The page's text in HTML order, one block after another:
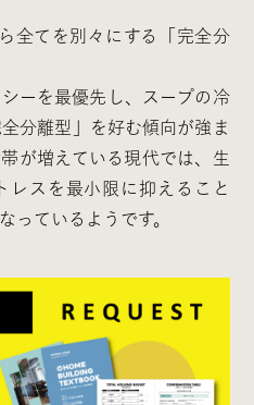
全てを別々にする「完全分
ーを最優先し、スープの冷
分離型」を好む傾向が強ま
が増えている現代では、生
レスを最小限に抑えること
っているようです。